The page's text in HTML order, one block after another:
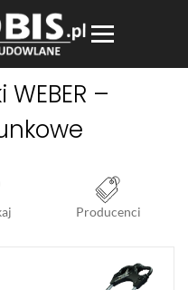
–
Producenci